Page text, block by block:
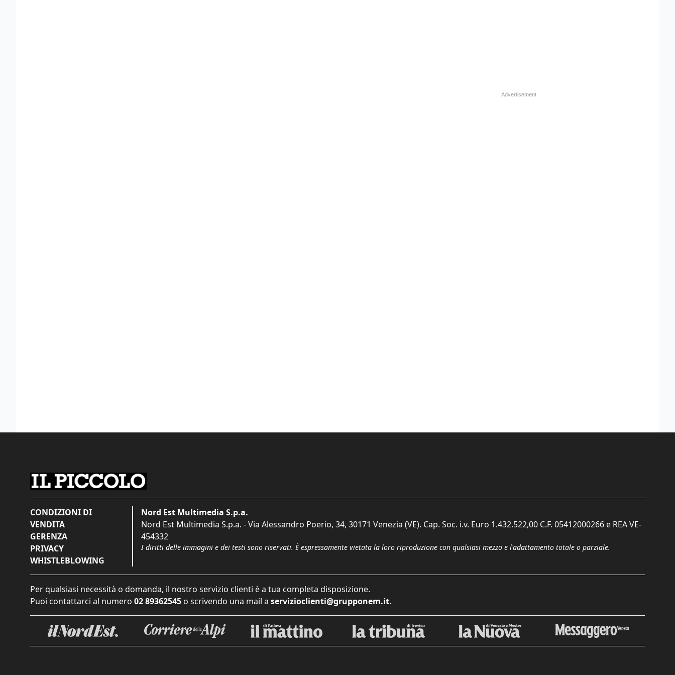
CONDIZIONI DI
VENDITA
GERENZA
PRIVACY
WHISTLEBLOWING
Nord Est Multimedia S.p.a.
Nord Est Multimedia S.p.a. - Via Alessandro Poerio, 34, 30171 Venezia (VE). Cap. Soc. i.v. Euro 1.432.522,00 C.F. 05412000266 e REA VE-
454332
I diritti delle immagini e dei testi sono riservati. È espressamente vietata la loro riproduzione con qualsiasi mezzo e l'adattamento totale o parziale.
Per qualsiasi necessità o domanda, il nostro servizio clienti è a tua completa disposizione.
Puoi contattarci al numero 02 89362545 o scrivendo una mail a servizioclienti@grupponem.it.